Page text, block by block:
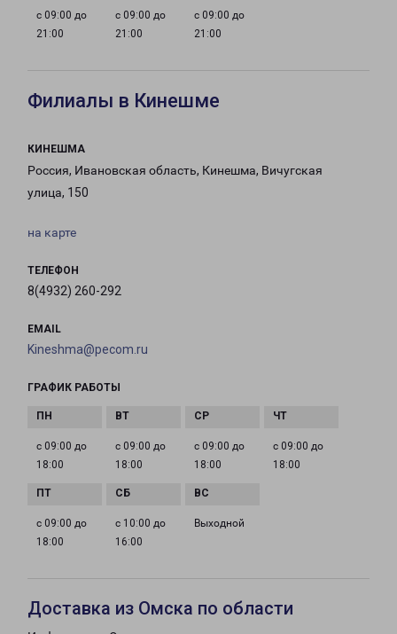
с 09:00 до
21:00
с 09:00 до
21:00
с 09:00 до
21:00
Филиалы в Кинешме
КИНЕШМА
Россия, Ивановская область, Кинешма, Вичугская
улица, 150
на карте
ТЕЛЕФОН
8(4932) 260-292
EMAIL
Kineshma@pecom.ru
ГРАФИК РАБОТЫ
с 09:00 до
18:00
с 09:00 до
18:00
с 09:00 до
18:00
с 09:00 до
18:00
с 09:00 до
18:00
с 10:00 до
16:00
Выходной
Доставка из Омска по области